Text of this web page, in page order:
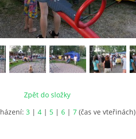
Zpět do složky
3 | 4 | 5 | 6 | 7 (čas ve vteřinách)